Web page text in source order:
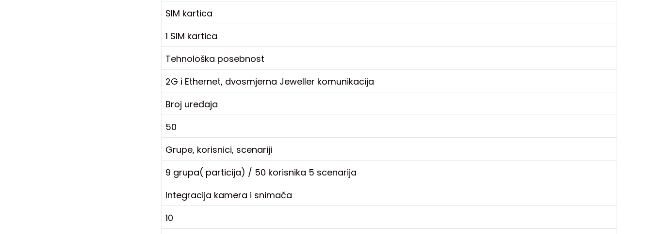
SIM kartica
1 SIM kartica
Tehnološka posebnost
2G i Ethernet, dvosmjerna Jeweller komunikacija
Broj uređaja
50
Grupe, korisnici, scenariji
9 grupa( particija) / 50 korisnika 5 scenarija
Integracija kamera i snimača
10